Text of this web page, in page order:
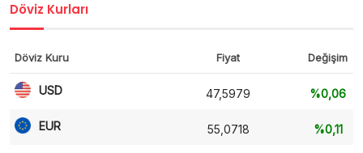
Döviz Kurları
Döviz Kuru Fiyat Değişim
USD 47,5979 %0,06
EUR 55,0718 %0,11